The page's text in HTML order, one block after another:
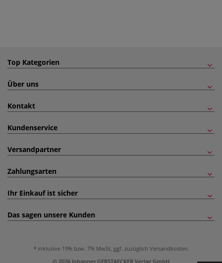
Top Kategorien
Über uns
Kontakt
Kundenservice
Versandpartner
Zahlungsarten
Ihr Einkauf ist sicher
Das sagen unsere Kunden
inklusive 19% bzw. 7% MwSt, ggf. zuzüglich Versandkosten.
© 2026 Johannes GERSTAECKER Verlag GmbH